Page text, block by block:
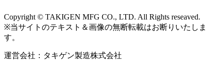
Copyright © TAKIGEN MFG CO., LTD. All Rights reseaved.
※当サイトのテキスト＆画像の無断転載はお断りいたしま
す。
運営会社：タキゲン製造株式会社